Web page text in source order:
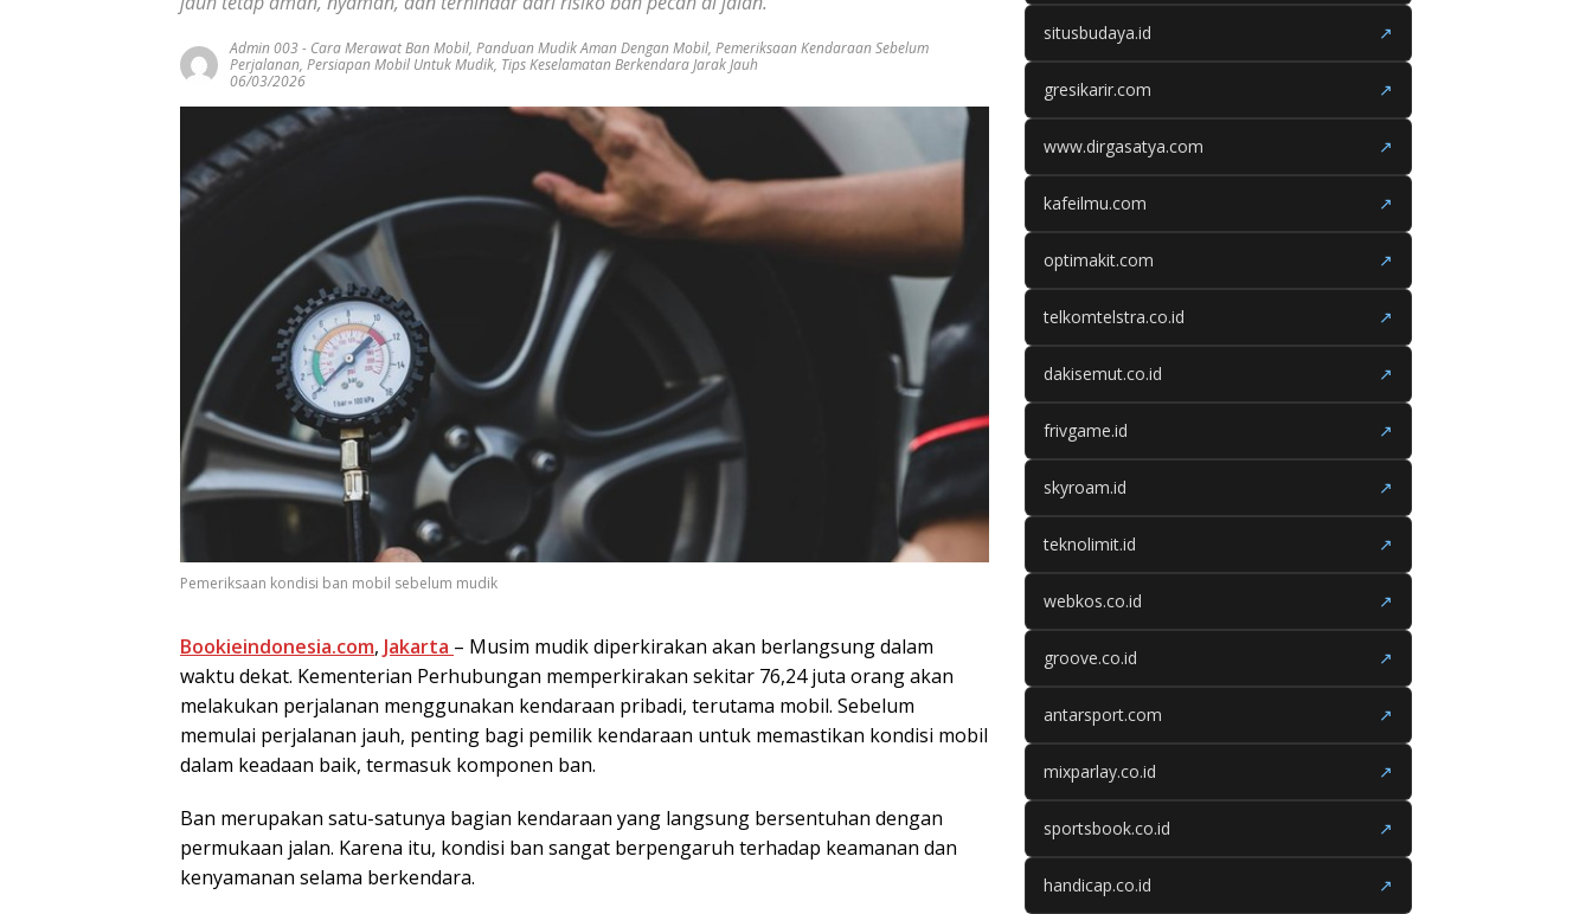
Admin 003- Cara Merawat Ban Mobil, Panduan Mudik Aman Dengan Mobil, Pemeriksaan Kendaraan Sebelum
Perjalanan, Persiapan Mobil Untuk Mudik, Tips Keselamatan Berkendara Jarak Jauh
06/03/2026
Pemeriksaan kondisi ban mobil sebelum mudik
Bookieindonesia.com, Jakarta – Musim mudik diperkirakan akan berlangsung dalam
waktu dekat. Kementerian Perhubungan memperkirakan sekitar 76,24 juta orang akan
melakukan perjalanan menggunakan kendaraan pribadi, terutama mobil. Sebelum
memulai perjalanan jauh, penting bagi pemilik kendaraan untuk memastikan kondisi mobil
dalam keadaan baik, termasuk komponen ban.
Ban merupakan satu-satunya bagian kendaraan yang langsung bersentuhan dengan
permukaan jalan. Karena itu, kondisi ban sangat berpengaruh terhadap keamanan dan
kenyamanan selama berkendara.
situsbudaya.id ↗
gresikarir.com ↗
www.dirgasatya.com ↗
kafeilmu.com ↗
optimakit.com ↗
telkomtelstra.co.id ↗
dakisemut.co.id ↗
frivgame.id ↗
skyroam.id ↗
teknolimit.id ↗
webkos.co.id ↗
groove.co.id ↗
antarsport.com ↗
mixparlay.co.id ↗
sportsbook.co.id ↗
handicap.co.id ↗